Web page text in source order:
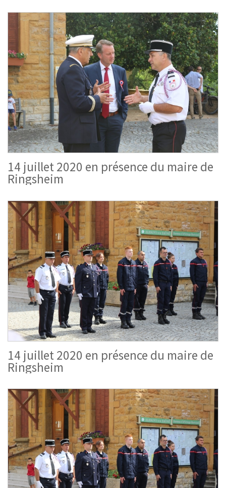
14 juillet 2020 en présence du maire de
Ringsheim
14 juillet 2020 en présence du maire de
Ringsheim